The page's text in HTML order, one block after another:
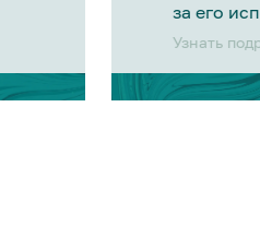
за его
Узнать